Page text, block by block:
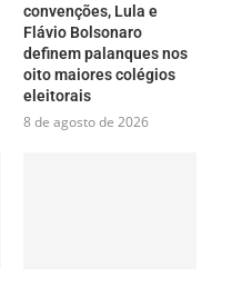
convenções, Lula e
Flávio Bolsonaro
definem palanques nos
oito maiores colégios
eleitorais
8 de agosto de 2026